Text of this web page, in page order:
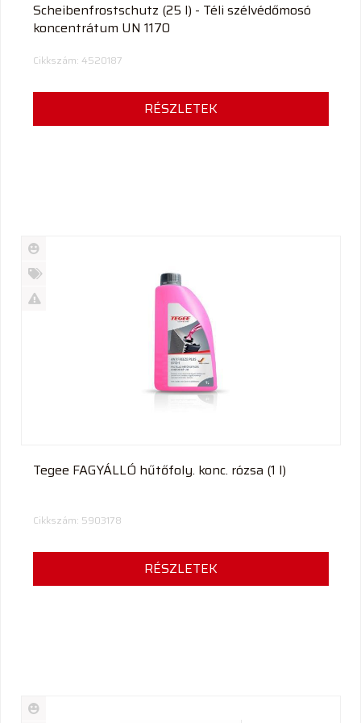
Scheibenfrostschutz (25 l) - Téli szélvédőmosó
koncentrátum UN 1170
Cikkszám: 4520187
RÉSZLETEK
Új
termék
%
Tegee FAGYÁLLÓ hűtőfoly. konc. rózsa (1 l)
Cikkszám: 5903178
RÉSZLETEK